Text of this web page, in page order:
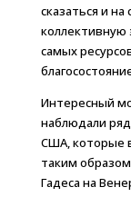
сказаться и
коллективную
самых
Интересный
наблюдали
США, которые
таким
Гадеса на